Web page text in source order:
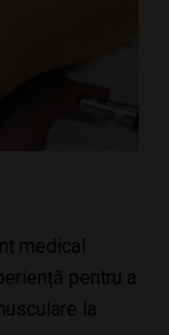
medical
pentru a
la